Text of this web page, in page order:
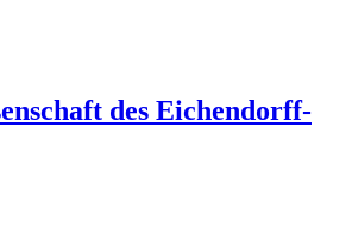
des Eichendorff-